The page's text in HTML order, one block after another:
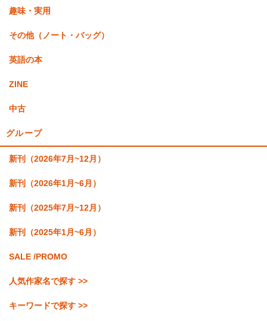
趣味・実用
その他（ノート・バッグ）
英語の本
ZINE
中古
グループ
新刊（2026年7月~12月）
新刊（2026年1月~6月）
新刊（2025年7月~12月）
新刊（2025年1月~6月）
SALE /PROMO
人気作家名で探す >>
キーワードで探す >>